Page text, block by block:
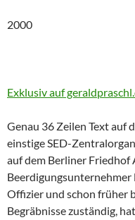
2000
Exklusiv auf
Genau 36 Zeilen Text auf
einstige SED-
auf dem Berliner
Offizier und schon früher
Begräbnisse zuständig,